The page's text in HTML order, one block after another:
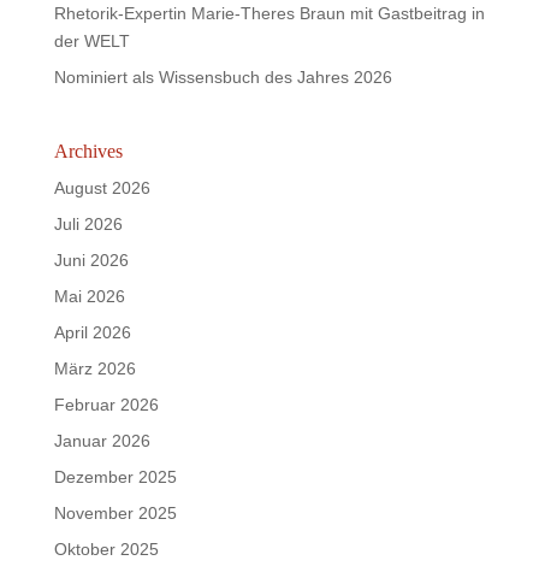
Rhetorik-Expertin Marie-Theres Braun mit Gastbeitrag in
der WELT
Nominiert als Wissensbuch des Jahres 2026
Archives
August 2026
Juli 2026
Juni 2026
Mai 2026
April 2026
März 2026
Februar 2026
Januar 2026
Dezember 2025
November 2025
Oktober 2025